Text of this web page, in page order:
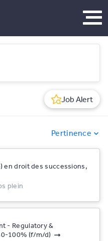
Job Alert
Pertinence
en droit des successions,
plein
- Regulatory &
100% (f/m/d)